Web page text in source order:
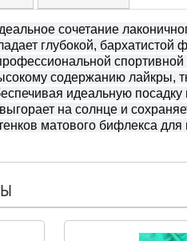
сочетание
глубокой, бархатистой
содержанию лайкры,
идеальную
на солнце и
матового бифлекса